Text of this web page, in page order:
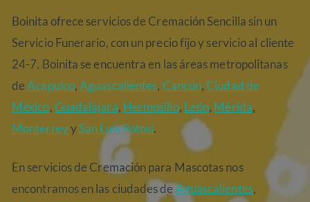
Boinita ofrece servicios de Cremación Sencilla sin un
Servicio Funerario, con un precio fijo y servicio al cliente
24-7. Boinita se encuentra en las áreas metropolitanas
deAcapulco,Aguascalientes, Cancún,Ciudad de
México,Guadalajara, Hermosillo, León, Mérida,
MonterreyySan Luis Potosí.
En servicios de Cremación para Mascotas nos
encontramos en las ciudades deAguascalientes,